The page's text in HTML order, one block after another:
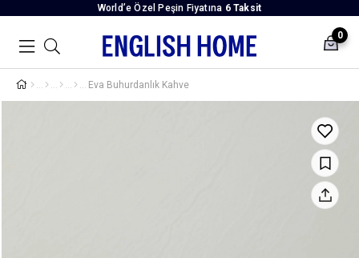
World’e Özel Peşin Fiyatına 6 Taksit
0
Eva Buhurdanlık Kahve